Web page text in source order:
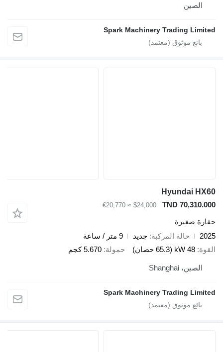
الصين
Spark Machinery Trading
Hyundai
TND
$24,000
≈ €20,770
صغيرة
حالة المركبة جديد
9 متر / ساعة
48 kW (65.3 حصان) حمولة 5.670 كجم
الصين، Shanghai
Spark Machinery Trading